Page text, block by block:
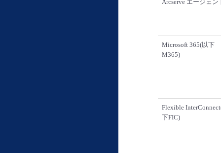
Arcserve エージェン
Microsoft 365(以下
M365)
Flexible
下FIC)